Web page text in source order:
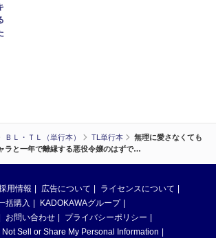
ＢＬ・ＴＬ（単行本） TL単行本
無理に愛さなくても
ラと一年で離縁する悪役令嬢のはずで…
用情報 広告について
ライセンスについて
括購入
KADOKAWAグループ
お問い合わせ
プライバシーポリシー
Not Sell or Share My Personal Information